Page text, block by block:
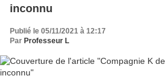
inconnu
Publié le 05/11/2021 à 12:17
Par Professeur L